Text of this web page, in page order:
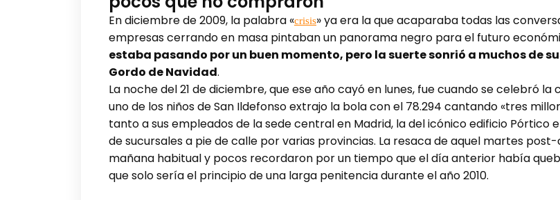
En diciembre de 2009, la palabra «crisis» ya era la que acaparaba todas las
empresas cerrando en masa pintaban un panorama negro para el futuro
estaba pasando por un buen momento, pero la suerte sonrió a muchos de
Gordo de Navidad.
La noche del 21 de diciembre, que ese año cayó en lunes, fue cuando se celebró
uno de los niños de San Ildefonso extrajo la bola con el 78.294 cantando «tres
tanto a sus empleados de la sede central en Madrid, la del icónico edificio Pórtico
de sucursales a pie de calle por varias provincias. La resaca de aquel martes
mañana habitual y pocos recordaron por un tiempo que el día anterior había
que solo sería el principio de una larga penitencia durante el año 2010.